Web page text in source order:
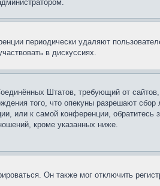
периодически удаляют
в дискуссиях.
Штатов, требующий от
того, что опекуны разрешают
или к самой конференции, обратитесь
кроме указанных ниже.
Он также мог отключить